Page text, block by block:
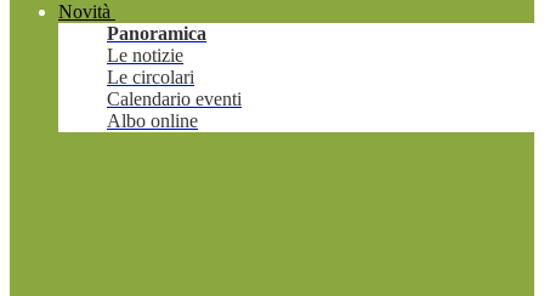
Novità
Panoramica
Le notizie
Le circolari
Calendario eventi
Albo online